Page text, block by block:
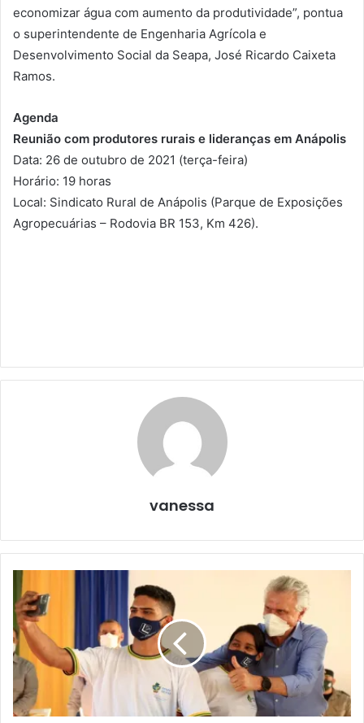
economizar água com aumento da produtividade”, pontua
o superintendente de Engenharia Agrícola e
Desenvolvimento Social da Seapa, José Ricardo Caixeta
Ramos.
Agenda
Reunião com produtores rurais e lideranças em Anápolis
Data: 26 de outubro de 2021 (terça-feira)
Horário: 19 horas
Local: Sindicato Rural de Anápolis (Parque de Exposições
Agropecuárias – Rodovia BR 153, Km 426).
vanessa